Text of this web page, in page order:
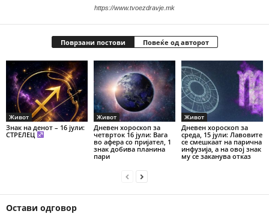
https://www.tvoezdravje.mk
Поврзани постови Повеќе од авторот
Живот
Знак на денот – 16 јули:
СТРЕЛЕЦ
Живот
Дневен хороскоп за
четврток 16 јули: Вага
во афера со пријател, 1
знак добива планина
пари
Живот
Дневен хороскоп за
среда, 15 јули: Лавовите
се смешкаат на парична
инфузија, а на овој знак
му се заканува отказ
Остави одговор